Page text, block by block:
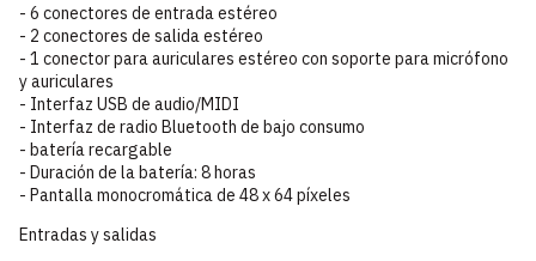
- 6 conectores de entrada estéreo
- 2 conectores de salida estéreo
- 1 conector para auriculares estéreo con soporte para micrófono
y auriculares
- Interfaz USB de audio/MIDI
- Interfaz de radio Bluetooth de bajo consumo
- batería recargable
- Duración de la batería: 8 horas
- Pantalla monocromática de 48 x 64 píxeles
Entradas y salidas